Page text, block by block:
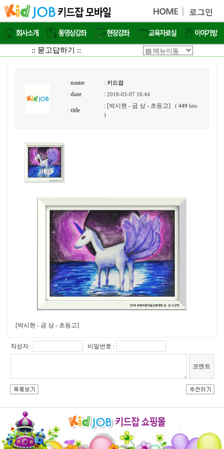
:: 묻고답하기 ::
· name : 키드잡
· date : 2018-03-07 16:44
· title
: [박시현 - 금 상 - 초등고] ( 449 hits
)
[박시현 - 금 상 - 초등고]
작성자 : 비밀번호 :